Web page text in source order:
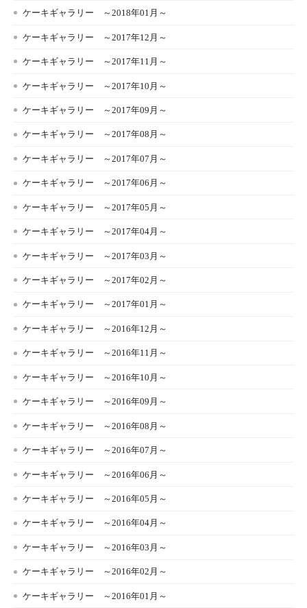
ケーキギャラリー ～2018年01月～
ケーキギャラリー ～2017年12月～
ケーキギャラリー ～2017年11月～
ケーキギャラリー ～2017年10月～
ケーキギャラリー ～2017年09月～
ケーキギャラリー ～2017年08月～
ケーキギャラリー ～2017年07月～
ケーキギャラリー ～2017年06月～
ケーキギャラリー ～2017年05月～
ケーキギャラリー ～2017年04月～
ケーキギャラリー ～2017年03月～
ケーキギャラリー ～2017年02月～
ケーキギャラリー ～2017年01月～
ケーキギャラリー ～2016年12月～
ケーキギャラリー ～2016年11月～
ケーキギャラリー ～2016年10月～
ケーキギャラリー ～2016年09月～
ケーキギャラリー ～2016年08月～
ケーキギャラリー ～2016年07月～
ケーキギャラリー ～2016年06月～
ケーキギャラリー ～2016年05月～
ケーキギャラリー ～2016年04月～
ケーキギャラリー ～2016年03月～
ケーキギャラリー ～2016年02月～
ケーキギャラリー ～2016年01月～